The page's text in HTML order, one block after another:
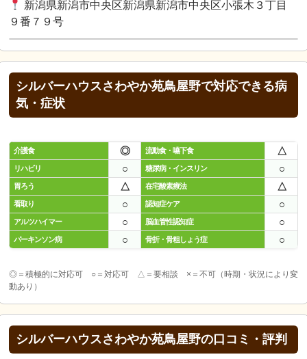
新潟県新潟市中央区新潟県新潟市中央区小張木３丁目
９番７９号
シルバーハウスさわやか苑鳥屋野で対応できる病
気・症状
介護食 ◎ 流動食・嚥下食 △
リハビリ ○ 糖尿病・インスリン ○
胃ろう △ 在宅酸素療法 △
看取り ○ 認知症ケア ○
アルツハイマー ○ 脳血管性認知症 ○
パーキンソン病 ○ 骨折・骨粗しょう症 ○
◎＝積極的に対応可 ○＝対応可 △＝要相談 ×＝不可（時期・状況により変
動あり）
シルバーハウスさわやか苑鳥屋野の口コミ・評判